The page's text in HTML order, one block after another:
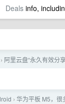
Dealsinfo,
› 阿里云盘“永久有效分
› 华为平板 M5，很